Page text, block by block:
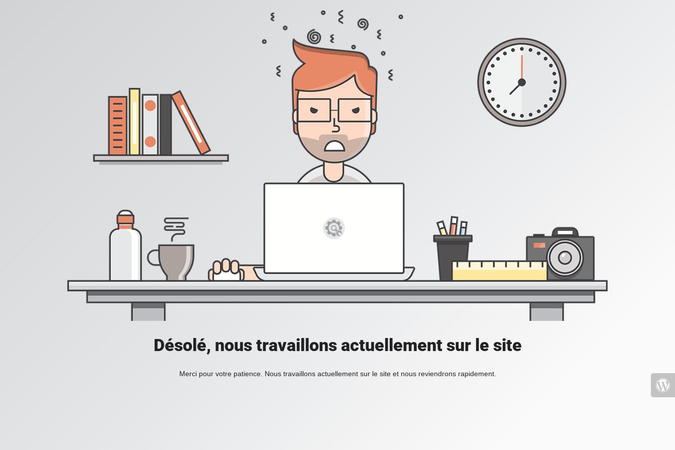
Désolé, nous travaillons actuellement sur le site
Merci pour votre patience. Nous travaillons actuellement sur le site et nous reviendrons rapidement.